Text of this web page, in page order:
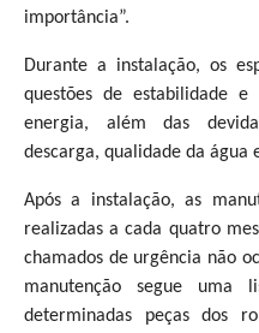
importância”.
Durante a instalação, os
questões de estabilidade
energia, além das
descarga, qualidade da água
Após a instalação, as
realizadas a cada quatro
chamados de urgência não
manutenção segue
determinadas peças dos